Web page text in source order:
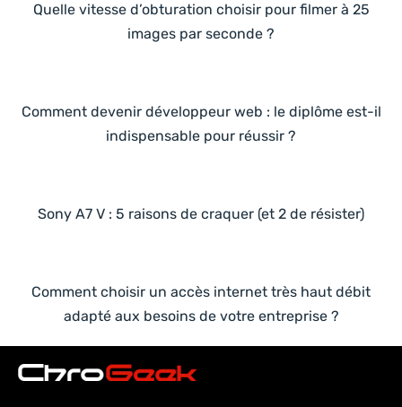
Quelle vitesse d’obturation choisir pour filmer à 25
images par seconde ?
Comment devenir développeur web : le diplôme est-il
indispensable pour réussir ?
Sony A7 V : 5 raisons de craquer (et 2 de résister)
Comment choisir un accès internet très haut débit
adapté aux besoins de votre entreprise ?